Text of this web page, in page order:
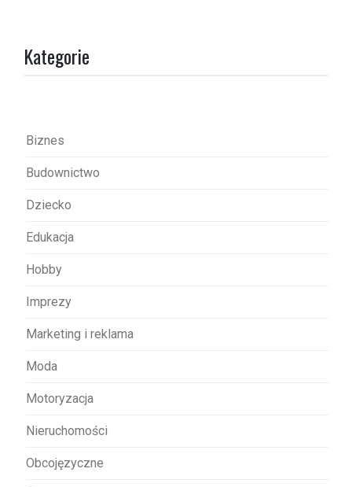
Kategorie
Biznes
Budownictwo
Dziecko
Edukacja
Hobby
Imprezy
Marketing i reklama
Moda
Motoryzacja
Nieruchomości
Obcojęzyczne